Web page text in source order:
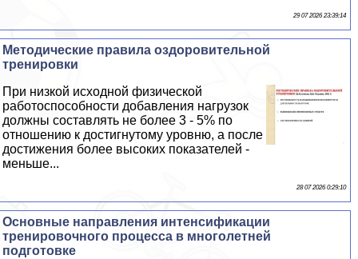
29 07 2026 23:39:14
Методические правила оздоровительной
тренировки
При низкой исходной физической
работоспособности добавления нагрузок
должны составлять не более 3 - 5% по
отношению к достигнутому уровню, а после
достижения более высоких показателей -
меньше...
28 07 2026 0:29:10
Основные направления интенсификации
тренировочного процесса в многолетней
подготовке